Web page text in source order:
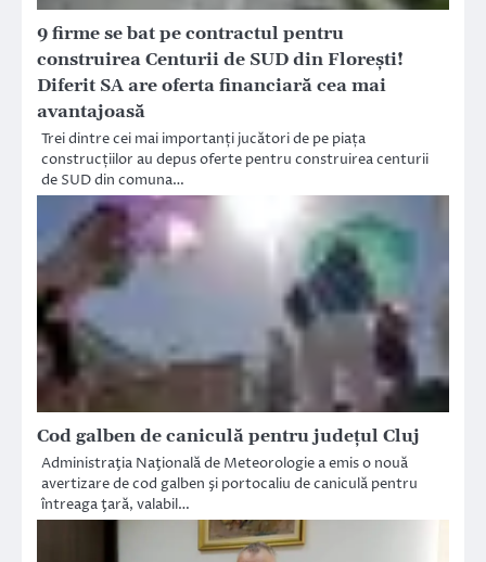
9 firme se bat pe contractul pentru
construirea Centurii de SUD din Florești!
Diferit SA are oferta financiară cea mai
avantajoasă
Trei dintre cei mai importanți jucători de pe piața
construcțiilor au depus oferte pentru construirea centurii
de SUD din comuna…
Cod galben de caniculă pentru judeţul Cluj
Administraţia Naţională de Meteorologie a emis o nouă
avertizare de cod galben şi portocaliu de caniculă pentru
întreaga ţară, valabil…